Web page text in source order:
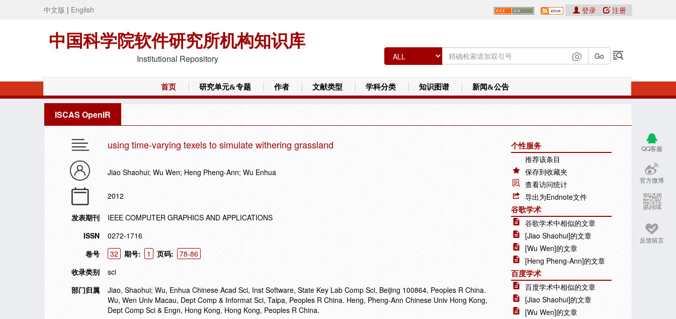
中文版 | English
中国科学院软件研究所机构知识库
Institutional Repository
登录 注册
首页 研究单元&专题 作者 文献类型 学科分类 知识图谱 新闻&公告
ISCAS OpenIR
QQ客服
官方微博
反馈留言
using time-varying texels to simulate withering grassland
Jiao Shaohui; Wu Wen; Heng Pheng-Ann; Wu Enhua
2012
发表期刊
IEEE COMPUTER GRAPHICS AND APPLICATIONS
ISSN
0272-1716
卷号
32 期号: 1 页码:
78-86
收录类别
sci
部门归属
Jiao, Shaohui; Wu, Enhua Chinese Acad Sci, Inst Software, State Key Lab Comp Sci, Beijing 100864, Peoples R China.
Wu, Wen Univ Macau, Dept Comp & Informat Sci, Taipa, Peoples R China. Heng, Pheng-Ann Chinese Univ Hong Kong,
Dept Comp Sci & Engn, Hong Kong, Hong Kong, Peoples R China.
个性服务
推荐该条目
保存到收藏夹
查看访问统计
导出为Endnote文件
谷歌学术
谷歌学术中相似的文章
[Jiao Shaohui]的文章
[Wu Wen]的文章
[Heng Pheng-Ann]的文章
百度学术
百度学术中相似的文章
[Jiao Shaohui]的文章
[Wu Wen]的文章